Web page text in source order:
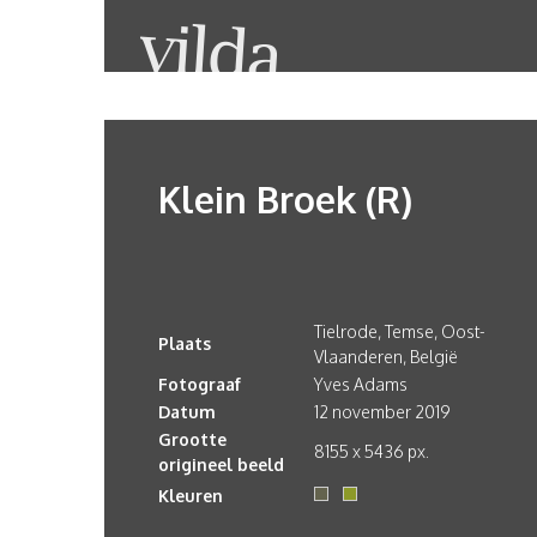
Klein Broek (R)
Plaats
Tielrode, Temse, Oost-
Vlaanderen, België
Fotograaf
Yves Adams
Datum
12 november 2019
Grootte
origineel beeld
8155 x 5436 px.
Kleuren